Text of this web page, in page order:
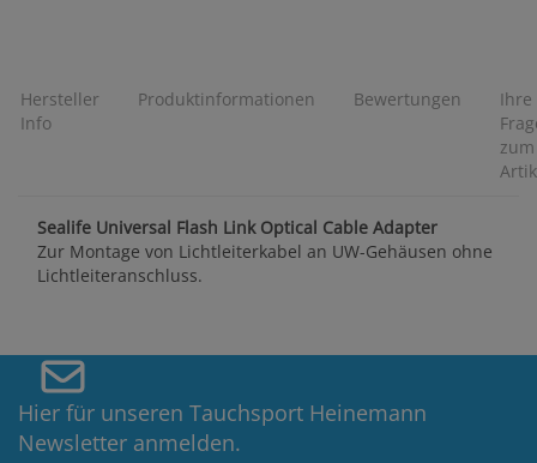
Hersteller
Info
Produktinformationen Bewertungen
Ihre
zum
Sealife Universal Flash Link Optical Cable Adapter
Zur Montage von Lichtleiterkabel an UW-Gehäusen ohne
Lichtleiteranschluss.
Hier für unseren Tauchsport Heinemann
Newsletter anmelden.